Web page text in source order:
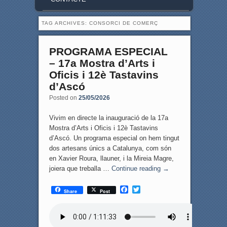
TAG ARCHIVES: CONSORCI DE COMERÇ
PROGRAMA ESPECIAL
– 17a Mostra d’Arts i
Oficis i 12è Tastavins
d’Ascó
Posted on 25/05/2026
Vivim en directe la inauguració de la 17a
Mostra d’Arts i Oficis i 12è Tastavins
d’Ascó. Un programa especial on hem tingut
dos artesans únics a Catalunya, com són
en Xavier Roura, llauner, i la Mireia Magre,
joiera que treballa … Continue reading →
Share Post
F
e
b
T